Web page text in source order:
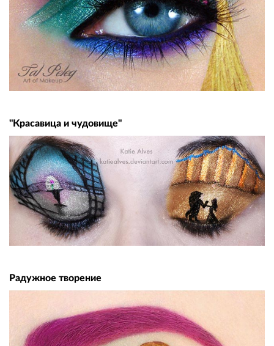
"Красавица и чудовище"
Радужное творение